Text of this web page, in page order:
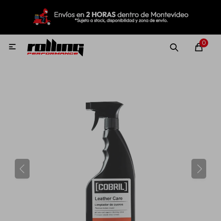
0

MI CUENTA
Nuevo! Rolling Repuestos